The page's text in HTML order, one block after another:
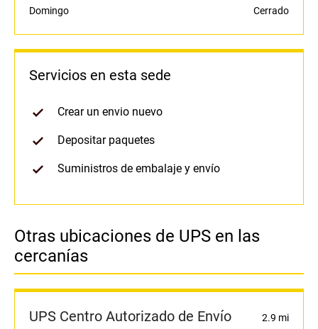
Domingo
Cerrado
Servicios en esta sede
Crear un envio nuevo
Depositar paquetes
Suministros de embalaje y envío
Otras ubicaciones de UPS en las
cercanías
UPS Centro Autorizado de Envío 2.9 mi